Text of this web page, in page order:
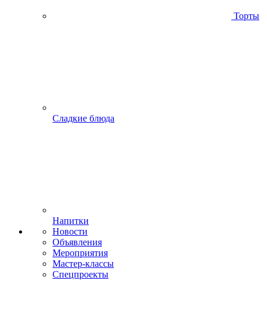
Торты
Сладкие блюда
Напитки
Новости
Объявления
Мероприятия
Мастер-классы
Спецпроекты